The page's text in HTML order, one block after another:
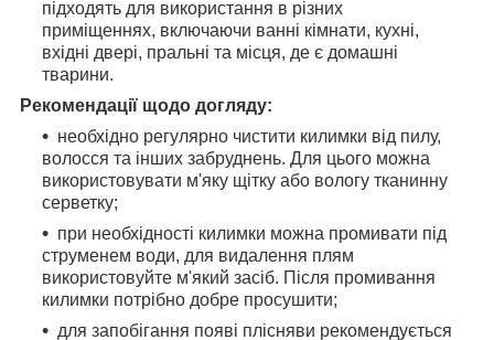
підходять для використання в різних
приміщеннях, включаючи ванні кімнати, кухні,
вхідні двері, пральні та місця, де є домашні
тварини.
Рекомендації щодо догляду:
необхідно регулярно чистити килимки від пилу,
волосся та інших забруднень. Для цього можна
використовувати м'яку щітку або вологу тканинну
серветку;
при необхідності килимки можна промивати під
струменем води, для видалення плям
використовуйте м'який засіб. Після промивання
килимки потрібно добре просушити;
для запобігання появі плісняви рекомендується